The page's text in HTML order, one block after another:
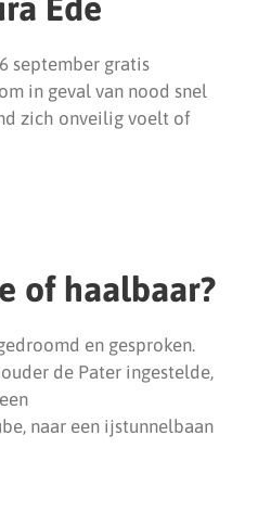
Ede
september gratis
in geval van nood snel
zich onveilig voelt of
of haalbaar?
en gesproken.
de Pater ingestelde,
naar een ijstunnelbaan